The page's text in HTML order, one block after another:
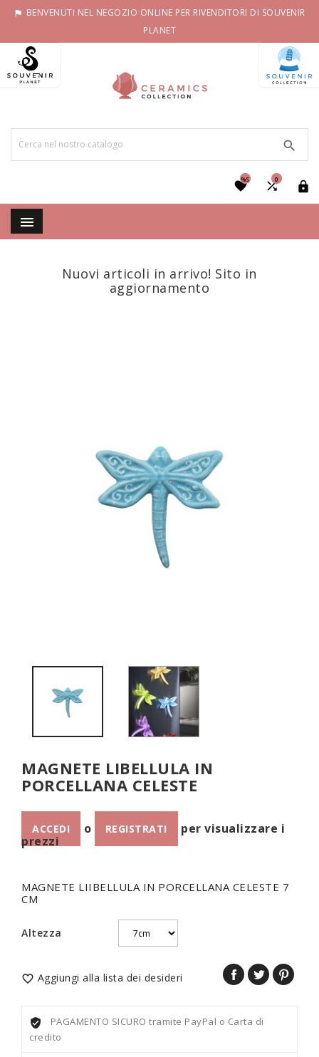

BENVENUTI NEL NEGOZIO ONLINE PER RIVENDITORI DI SOUVENIR
PLANET



0

%S

Nuovi articoli in arrivo! Sito in
aggiornamento
MAGNETE LIBELLULA IN
PORCELLANA CELESTE
ACCEDI o REGISTRATI
per visualizzare i
prezzi
MAGNETE LIIBELLULA IN PORCELLANA CELESTE 7
CM
Altezza
 Aggiungi alla lista dei desideri
PAGAMENTO SICURO tramite PayPal o Carta di
credito